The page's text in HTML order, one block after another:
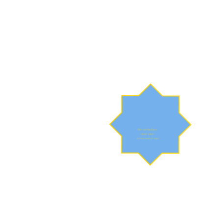
Wir schließen
über den
Jahreswechsel